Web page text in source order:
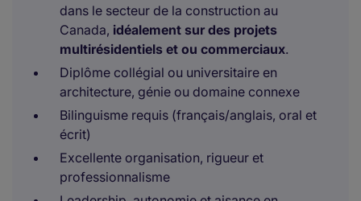
dans le secteur de la construction au
Canada, idéalement sur des projets
multirésidentiels et ou commerciaux.
Diplôme collégial ou universitaire en
architecture, génie ou domaine connexe
Bilinguisme requis (français/anglais, oral et
écrit)
Excellente organisation, rigueur et
professionnalisme